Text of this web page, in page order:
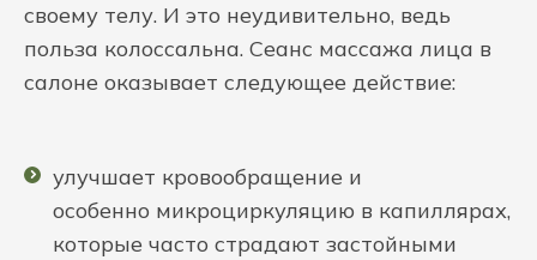
своему телу. И это неудивительно, ведь
польза колоссальна. Сеанс массажа лица в
салоне оказывает следующее действие:
улучшает кровообращение и
особенно микроциркуляцию в капиллярах,
которые часто страдают застойными